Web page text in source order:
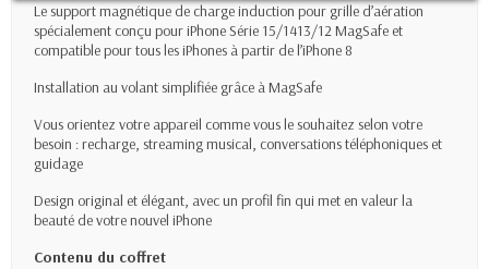
Le support magnétique de charge induction pour grille d’aération
spécialement conçu pour iPhone Série 15/1413/12 MagSafe et
compatible pour tous les iPhones à partir de l’iPhone 8
Installation au volant simplifiée grâce à MagSafe
Vous orientez votre appareil comme vous le souhaitez selon votre
besoin : recharge, streaming musical, conversations téléphoniques et
guidage
Design original et élégant, avec un profil fin qui met en valeur la
beauté de votre nouvel iPhone
Contenu du coffret